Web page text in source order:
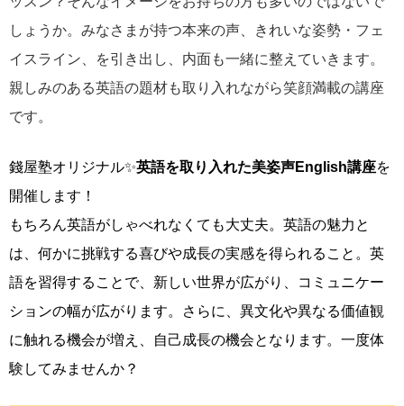
しょうか。みなさまが持つ本来の声、きれいな姿勢・フェ
イスライン、を引き出し、内面も一緒に整えていきます。
親しみのある英語の題材も取り入れながら笑顔満載の講座
です。
錢屋塾オリジナル✨英語を取り入れた美姿声English講座を
開催します！
もちろん英語がしゃべれなくても大丈夫。英語の魅力と
は、何かに挑戦する喜びや成長の実感を得られること。英
語を習得することで、新しい世界が広がり、コミュニケー
ションの幅が広がります。さらに、異文化や異なる価値観
に触れる機会が増え、自己成長の機会となります。一度体
験してみませんか？